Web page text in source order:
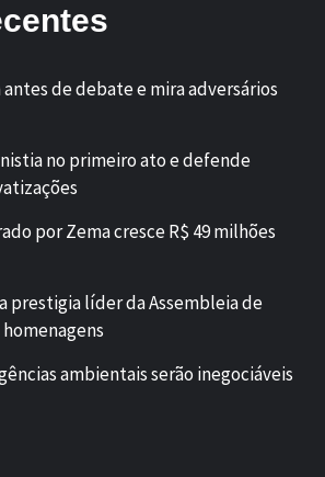
de debate e mira adversários
no primeiro ato e defende
por Zema cresce R$ 49 milhões
prestigia líder da Assembleia de
ambientais serão inegociáveis